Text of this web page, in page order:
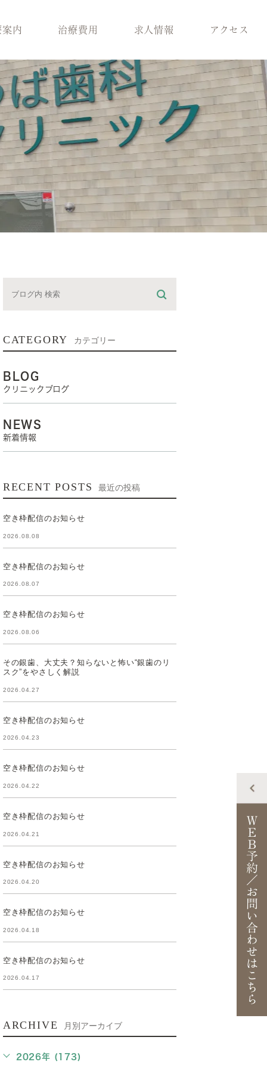
スタッフ紹介
医院環境
ブログ
案内
歯周病治療
ント治療 入れ歯
保険適用の白い歯
小児矯正
メラニン除去
どの診療科を受けれ
治療費用 求人情報 アクセス
CATEGORY カテゴリー
BLOG
クリニックブログ
NEWS
新着情報
RECENT POSTS 最近の投稿
空き枠配信のお知らせ
2026.08.08
空き枠配信のお知らせ
2026.08.07
空き枠配信のお知らせ
2026.08.06
その銀歯、大丈夫？知らないと怖い“銀歯のリ
スク”をやさしく解説
2026.04.27
空き枠配信のお知らせ
2026.04.23
空き枠配信のお知らせ
2026.04.22
空き枠配信のお知らせ
2026.04.21
空き枠配信のお知らせ
2026.04.20
空き枠配信のお知らせ
2026.04.18
空き枠配信のお知らせ
2026.04.17
ARCHIVE 月別アーカイブ
2026年 (173)